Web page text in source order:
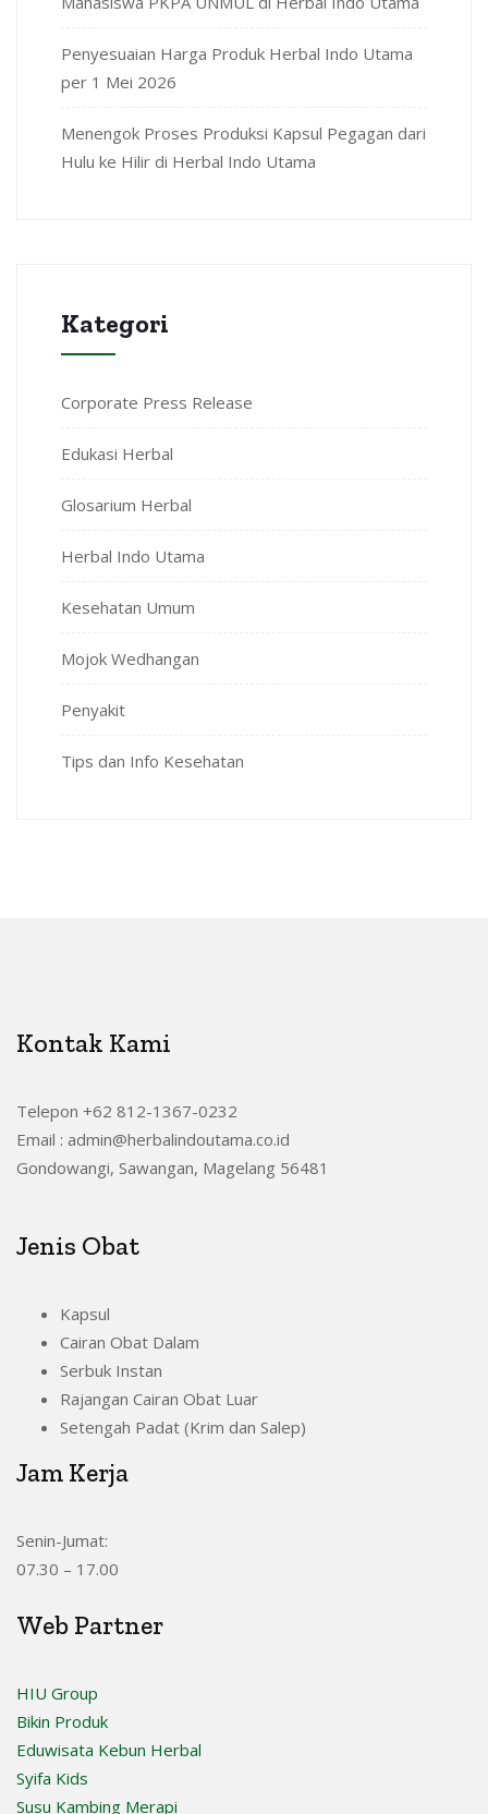
Penyesuaian Harga Produk Herbal Indo Utama
per 1 Mei 2026
Menengok Proses Produksi Kapsul Pegagan dari
Hulu ke Hilir di Herbal Indo Utama
Kategori
Corporate Press Release
Edukasi Herbal
Glosarium Herbal
Herbal Indo Utama
Kesehatan Umum
Mojok Wedhangan
Penyakit
Tips dan Info Kesehatan
Kontak Kami
Telepon +62 812-1367-0232
Email : admin@herbalindoutama.co.id
Gondowangi, Sawangan, Magelang 56481
Jenis Obat
Kapsul
Cairan Obat Dalam
Serbuk Instan
Rajangan Cairan Obat Luar
Setengah Padat (Krim dan Salep)
Jam Kerja
Senin-Jumat:
07.30 – 17.00
Web Partner
HIU Group
Bikin Produk
Eduwisata Kebun Herbal
Syifa Kids
Susu Kambing Merapi